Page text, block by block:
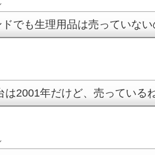
ドでも生理用品は売っていない
は2001年だけど、売っている